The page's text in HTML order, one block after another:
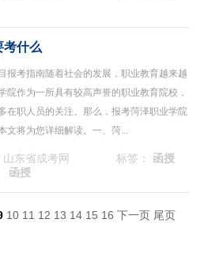
考什么
报考指南随着社会的发展，职业教育越来越
院作为一所具有较高声誉的职业教育院校，
在职人员的关注。那么，报考菏泽职业学院
文将为您详细解读。一、菏...
山东省成考网 标签： 函授
函授
10 11 12 13 14 15 16 下一页 尾页